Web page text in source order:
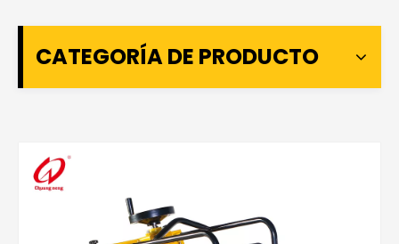
CATEGORÍA DE PRODUCTO